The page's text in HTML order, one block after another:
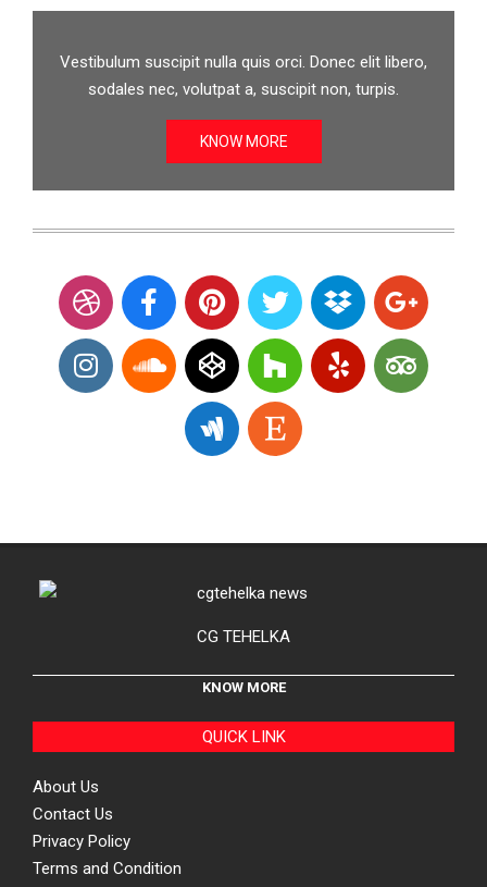
Vestibulum suscipit nulla quis orci. Donec elit libero,
sodales nec, volutpat a, suscipit non, turpis.
KNOW MORE
CG TEHELKA
KNOW MORE
QUICK LINK
About Us
Contact Us
Privacy Policy
Terms and Condition